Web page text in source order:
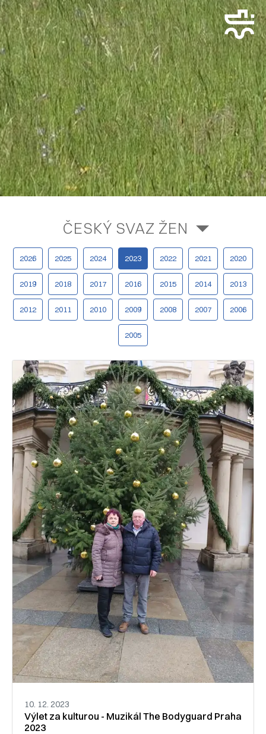
ČESKÝ SVAZ ŽEN
2026 2025 2024 2023 2022 2021 2020
2019 2018 2017 2016 2015 2014 2013
2012 2011 2010 2009 2008 2007 2006
2005
10. 12. 2023
Výlet za kulturou - Muzikál The Bodyguard Praha
2023